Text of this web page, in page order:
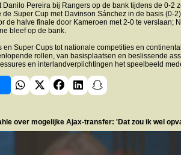
Danilo Pereira bij Rangers op de bank tijdens de 0-2
Super Cup met Davinson Sánchez in de basis (0-
de halve finale door Kameroen met 2-0 te verslaan;
bleef op de bank.
en Super Cups tot nationale competities en
rollen, van basisplaatsen en beslissende
en interlandverplichtingen het speelbeeld
over mogelijke Ajax-transfer: 'Dat zou ik wel